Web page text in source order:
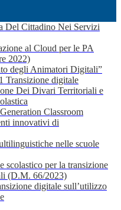
Del Cittadino Nei Servizi
al Cloud per le PA
2022)
degli Animatori Digitali”
Transizione digitale
Dei Divari Territoriali e
Classroom
innovativi di
nelle scuole
scolastico per la transizione
(D.M. 66/2023)
digitale sull’utilizzo